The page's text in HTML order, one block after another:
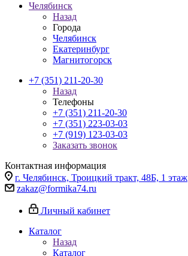
Челябинск
Назад
Города
Челябинск
Екатеринбург
Магнитогорск
+7 (351) 211-20-30
Назад
Телефоны
+7 (351) 211-20-30
+7 (351) 223-03-03
+7 (919) 123-03-03
Заказать звонок
Контактная информация
г. Челябинск, Троицкий тракт, 48Б, 1 этаж
zakaz@formika74.ru
Личный кабинет
Каталог
Назад
Каталог